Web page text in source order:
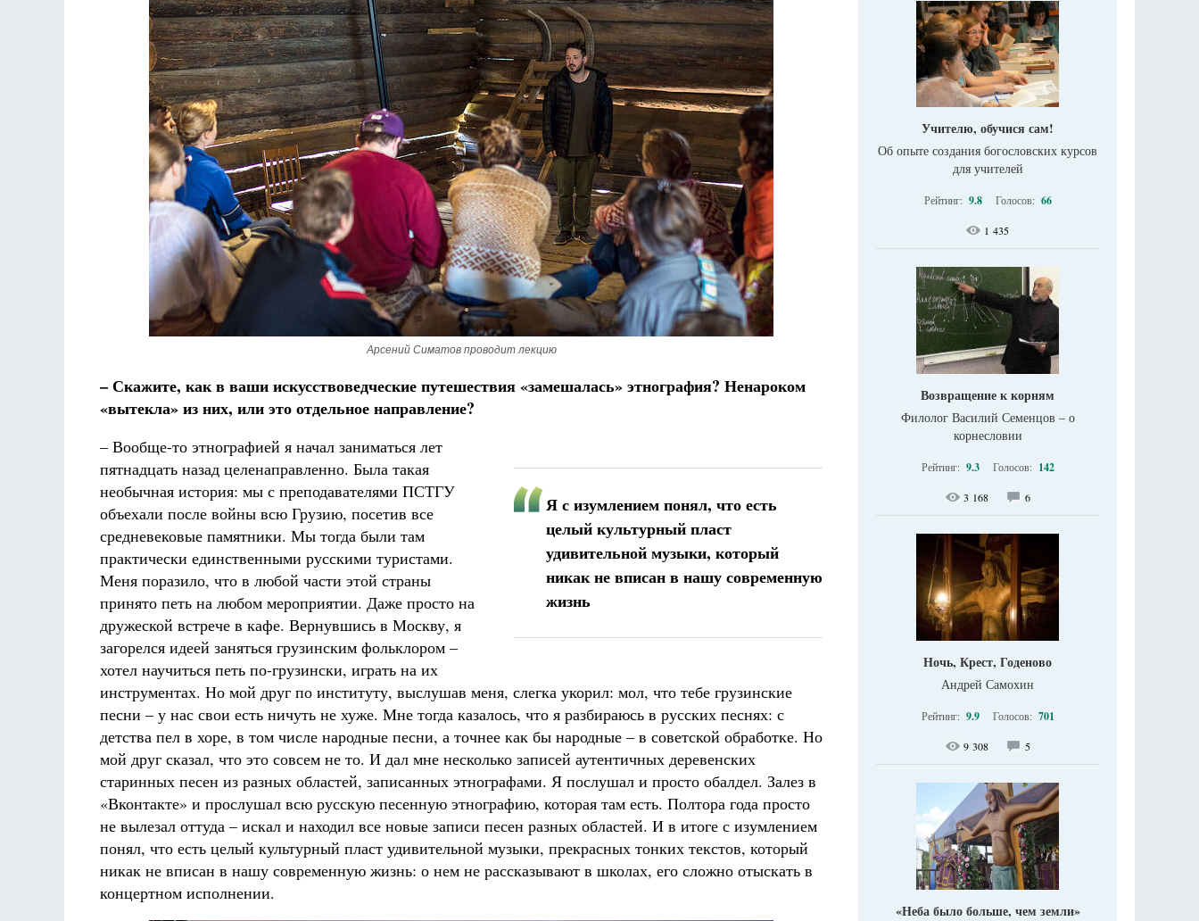
Арсений Симатов проводит лекцию
– Скажите, как в ваши искусствоведческие путешествия «замешалась» этнография? Ненароком
«вытекла» из них, или это отдельное направление?
Я с изумлением понял, что есть
целый культурный пласт
удивительной музыки, который
никак не вписан в нашу современную
жизнь
– Вообще-то этнографией я начал заниматься лет
пятнадцать назад целенаправленно. Была такая
необычная история: мы с преподавателями ПСТГУ
объехали после войны всю Грузию, посетив все
средневековые памятники. Мы тогда были там
практически единственными русскими туристами.
Меня поразило, что в любой части этой страны
принято петь на любом мероприятии. Даже просто на
дружеской встрече в кафе. Вернувшись в Москву, я
загорелся идеей заняться грузинским фольклором –
хотел научиться петь по-грузински, играть на их
инструментах. Но мой друг по институту, выслушав меня, слегка укорил: мол, что тебе грузинские
песни – у нас свои есть ничуть не хуже. Мне тогда казалось, что я разбираюсь в русских песнях: с
детства пел в хоре, в том числе народные песни, а точнее как бы народные – в советской обработке. Но
мой друг сказал, что это совсем не то. И дал мне несколько записей аутентичных деревенских
старинных песен из разных областей, записанных этнографами. Я послушал и просто обалдел. Залез в
«Вконтакте» и прослушал всю русскую песенную этнографию, которая там есть. Полтора года просто
не вылезал оттуда – искал и находил все новые записи песен разных областей. И в итоге с изумлением
понял, что есть целый культурный пласт удивительной музыки, прекрасных тонких текстов, который
никак не вписан в нашу современную жизнь: о нем не рассказывают в школах, его сложно отыскать в
концертном исполнении.
Учителю, обучися сам!
Об опыте создания богословских курсов
для учителей
Рейтинг: 9.8 Голосов: 66
1 435
Возвращение к корням
Филолог Василий Семенцов – о
корнесловии
Рейтинг: 9.3 Голосов: 142
3 168 6
Ночь, Крест, Годеново
Андрей Самохин
Рейтинг: 9.9 Голосов: 701
9 308 5
«Неба было больше, чем земли»